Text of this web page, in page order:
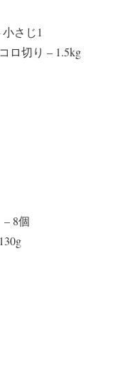
さじ1
ロ切り – 1.5kg
8個